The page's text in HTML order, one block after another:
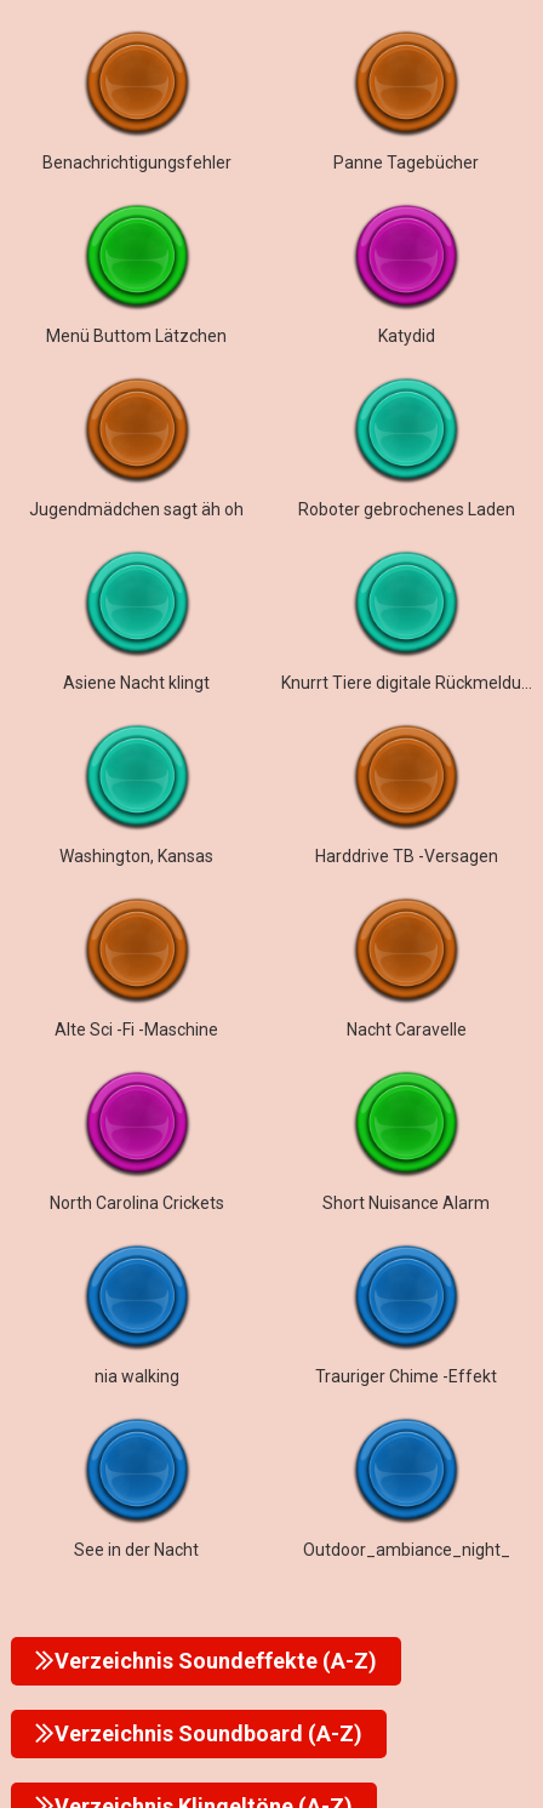
Benachrichtigungsfehler Panne Tagebücher
Menü Buttom Lätzchen Katydid
Jugendmädchen sagt äh oh Roboter gebrochenes Laden
Asiene Nacht klingt
Washington, Kansas Harddrive TB -Versagen
Alte Sci -Fi -Maschine Nacht Caravelle
North Carolina Crickets Short Nuisance Alarm
nia walking Trauriger Chime -Effekt
See in der Nacht Outdoor_ambiance_night_
Verzeichnis Soundeffekte (A-Z)
Verzeichnis Soundboard (A-Z)